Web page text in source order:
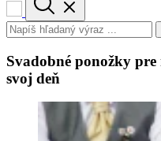
Svadobné ponožky
svoj deň